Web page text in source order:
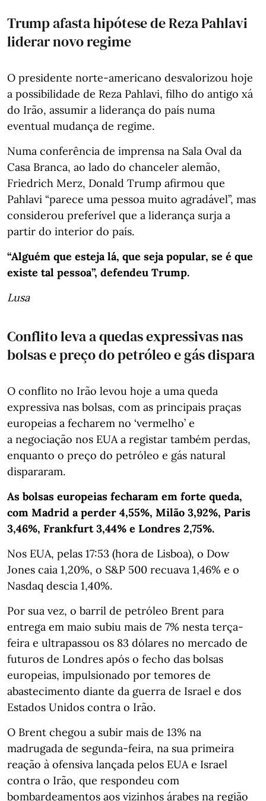
Trump afasta hipótese de Reza Pahlavi
liderar novo regime
O presidente norte-americano desvalorizou hoje
a possibilidade de Reza Pahlavi, filho do antigo xá
do Irão, assumir a liderança do país numa
eventual mudança de regime.
Numa conferência de imprensa na Sala Oval da
Casa Branca, ao lado do chanceler alemão,
Friedrich Merz, Donald Trump afirmou que
Pahlavi “parece uma pessoa muito agradável”, mas
considerou preferível que a liderança surja a
partir do interior do país.
“Alguém que esteja lá, que seja popular, se é que
existe tal pessoa”, defendeu Trump.
Lusa
Conflito leva a quedas expressivas nas
bolsas e preço do petróleo e gás dispara
O conflito no Irão levou hoje a uma queda
expressiva nas bolsas, com as principais praças
europeias a fecharem no ‘vermelho’ e
a negociação nos EUA a registar também perdas,
enquanto o preço do petróleo e gás natural
dispararam.
As bolsas europeias fecharam em forte queda,
com Madrid a perder 4,55%, Milão 3,92%, Paris
3,46%, Frankfurt 3,44% e Londres 2,75%.
Nos EUA, pelas 17:53 (hora de Lisboa), o Dow
Jones caia 1,20%, o S&P 500 recuava 1,46% e o
Nasdaq descia 1,40%.
Por sua vez, o barril de petróleo Brent para
entrega em maio subiu mais de 7% nesta terça-
feira e ultrapassou os 83 dólares no mercado de
futuros de Londres após o fecho das bolsas
europeias, impulsionado por temores de
abastecimento diante da guerra de Israel e dos
Estados Unidos contra o Irão.
O Brent chegou a subir mais de 13% na
madrugada de segunda-feira, na sua primeira
reação à ofensiva lançada pelos EUA e Israel
contra o Irão, que respondeu com
bombardeamentos aos vizinhos árabes na região